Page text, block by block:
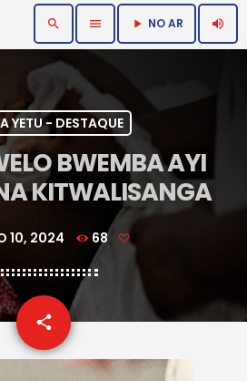
search menu play_arrow NO AR volume_up
YETU - DESTAQUE
BWEMBA AYI
KITWALISANGA
10, 2024 68
share
email